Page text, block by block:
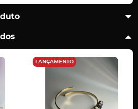
LANÇAMENTO